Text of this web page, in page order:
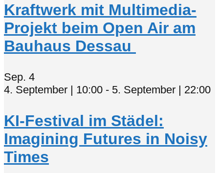
Kraftwerk mit Multimedia-
Projekt beim Open Air am
Bauhaus Dessau
Sep. 4
4. September | 10:00 - 5. September | 22:00
KI-Festival im Städel:
Imagining Futures in Noisy
Times